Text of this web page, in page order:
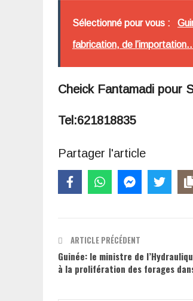
Sélectionné pour vous :
fabrication, de
Cheick Fantamadi pour
Tel:621818835
Partager l'article
ARTICLE PRÉCÉDENT
Guinée: le ministre de
à la prolifération des forages